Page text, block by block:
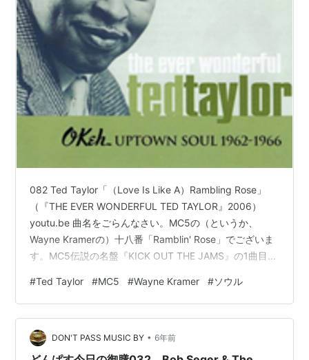
082 Ted Taylor「（Love Is Like A）Rambling Rose」
（『THE EVER WONDERFUL TED TAYLOR』2006）
youtu.be 曲名をごらんなさい。MC5の（というか、
Wayne Kramerの）十八番「Ramblin' Rose」でございま
す。MC5伝説の名盤『KICK OUT THE JAMS』の1曲目、
you the testimonial, the MC5 !”に続いて轟音のリフ・ロ
ックが始まって「うおおお！」と思っていると、“♪Love
i…
#Ted Taylor #MC5 #Wayne Kramer #ソウル
DON'T PASS MUSIC BY • 6年前